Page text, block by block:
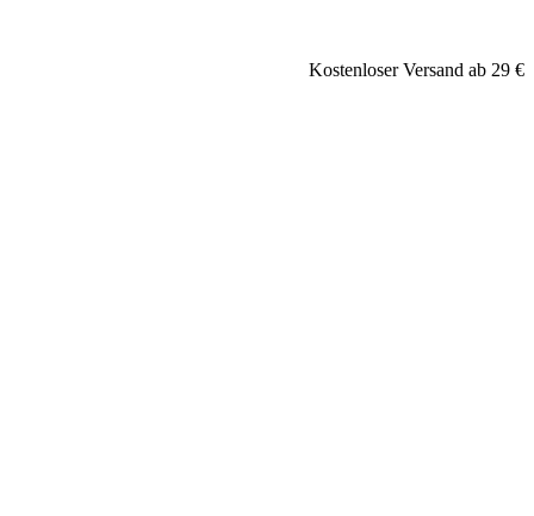
Kostenloser Versand ab 29 €